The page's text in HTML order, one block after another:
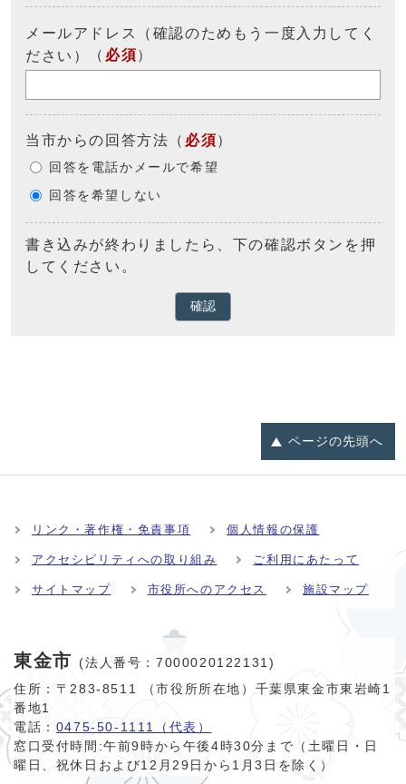
メールアドレス（確認のためもう一度入力してく
ださい）
（ 必須）
当市からの回答方法 （ 必須）
回答を電話かメールで希望
回答を希望しない
書き込みが終わりましたら、下の確認ボタンを押
してください。
確認
ページの先頭へ
リンク・著作権・免責事項 個人情報の保護
アクセシビリティへの取り組み ご利用にあたって
サイトマップ 市役所へのアクセス 施設マップ
東金市
(法人番号：7000020122131)
住所：〒283-8511 （市役所所在地）千葉県東金市東岩崎1
番地1
電話： 0475-50-1111（代表）
窓口受付時間:午前9時から午後4時30分まで（土曜日・日
曜日、祝休日および12月29日から1月3日を除く）